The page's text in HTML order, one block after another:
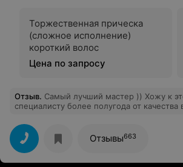
Торжественная прическа
(сложное исполнение)
короткий волос
Цена по запросу
Отзыв. Самый лучший мастер )) Хожу к
специалисту более полугода от качества
Отзывы663